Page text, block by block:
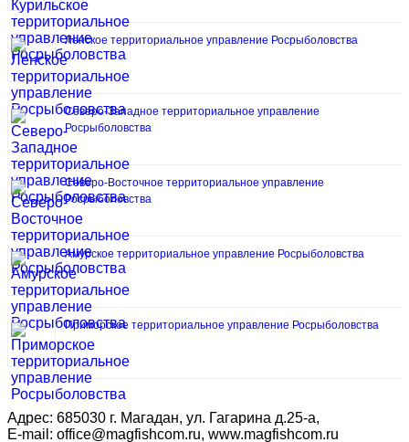
Ленское территориальное управление Росрыболовства
Северо-Западное территориальное управление
Росрыболовства
Северо-Восточное территориальное управление
Росрыболовства
Амурское территориальное управление Росрыболовства
Приморское территориальное управление Росрыболовства
Адрес: 685030 г. Магадан, ул. Гагарина д.25-а,
E-mail: office@magfishcom.ru, www.magfishcom.ru